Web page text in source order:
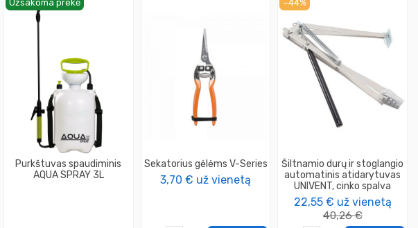
Užsakoma prekė
Purkštuvas spaudiminis
AQUA SPRAY 3L
Sekatorius gėlėms V-Series
3,70 € už vienetą
−44%
Šiltnamio durų ir stoglangio
automatinis atidarytuvas
UNIVENT, cinko spalva
22,55 € už vienetą
40,26 €